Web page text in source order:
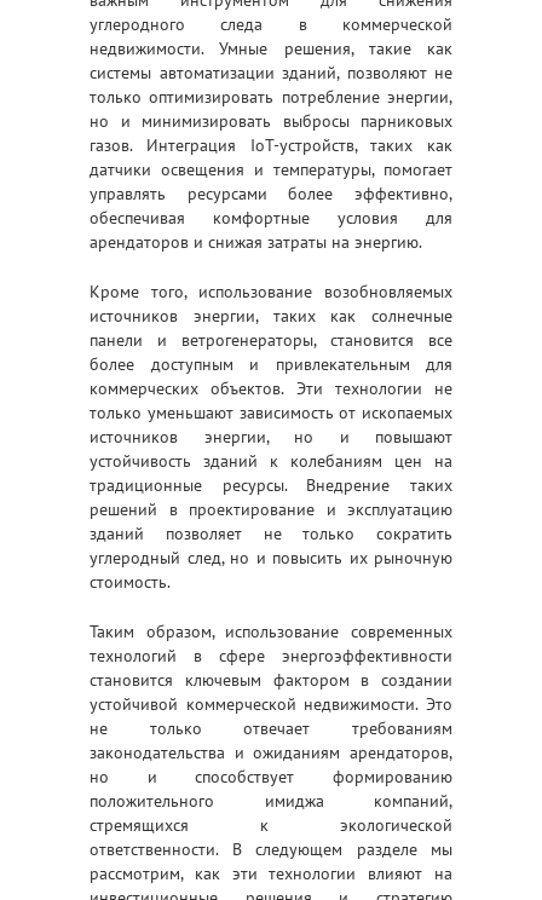
углеродного следа в коммерческой
недвижимости. Умные решения, такие как
системы автоматизации зданий, позволяют не
только оптимизировать потребление энергии,
но и минимизировать выбросы парниковых
газов. Интеграция IoT-устройств, таких как
датчики освещения и температуры, помогает
управлять ресурсами более эффективно,
обеспечивая комфортные условия для
арендаторов и снижая затраты на энергию.
Кроме того, использование возобновляемых
источников энергии, таких как солнечные
панели и ветрогенераторы, становится все
более доступным и привлекательным для
коммерческих объектов. Эти технологии не
только уменьшают зависимость от ископаемых
источников энергии, но и повышают
устойчивость зданий к колебаниям цен на
традиционные ресурсы. Внедрение таких
решений в проектирование и эксплуатацию
зданий позволяет не только сократить
углеродный след, но и повысить их рыночную
стоимость.
Таким образом, использование современных
технологий в сфере энергоэффективности
становится ключевым фактором в создании
устойчивой коммерческой недвижимости. Это
не только отвечает требованиям
законодательства и ожиданиям арендаторов,
но и способствует формированию
положительного имиджа компаний,
стремящихся к экологической
ответственности. В следующем разделе мы
рассмотрим, как эти технологии влияют на